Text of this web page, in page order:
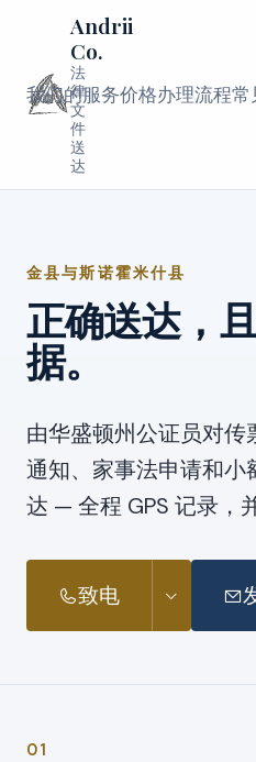
Andrii
Co.
法
律
文
件
送
达
我们的服务价格办理流程常
金县与斯诺霍米什县
正确送达，
据。
由华盛顿州公证员对
通知、家事法申请和小
达 — 全程 GPS 记录，
致电
01